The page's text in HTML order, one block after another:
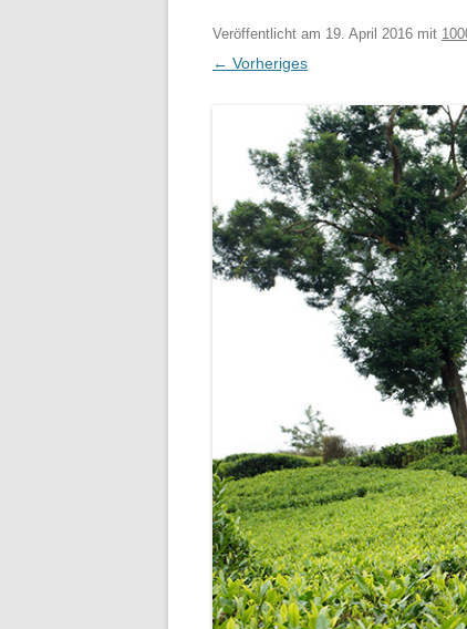
Veröffentlicht am 19. April 2016 mit
← Vorheriges